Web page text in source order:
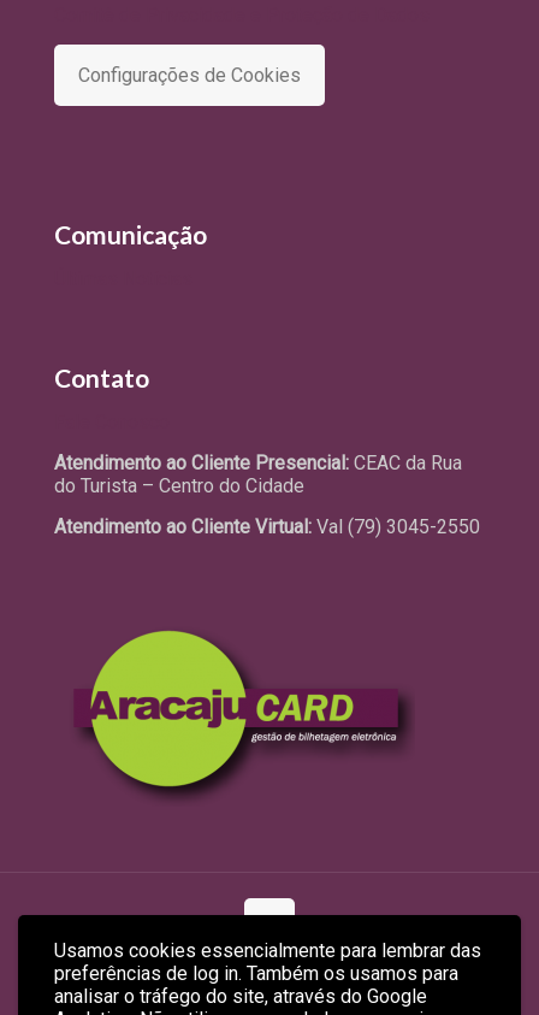
Usamos cookies essencialmente para lembrar das
preferências de log in. Também os usamos para
analisar o tráfego do site, através do Google
Configurações de Cookies
Comunicação
Contato
Atendimento ao Cliente Presencial: CEAC da Rua
do Turista – Centro do Cidade
Atendimento ao Cliente Virtual: Val (79) 3045-2550
© 2026 ARACAJUCARD LTDA